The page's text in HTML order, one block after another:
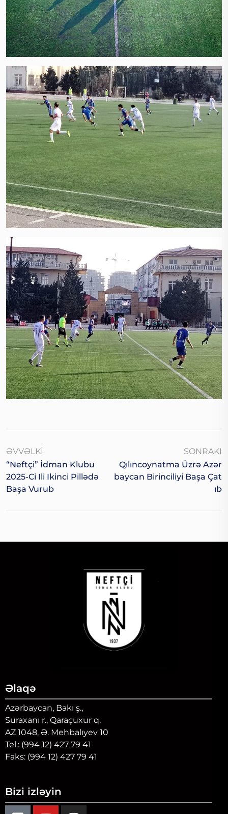
ƏVVƏLKI
“Neftçi” İdman Klubu
2025-Ci Ili Ikinci Pillədə
Başa Vurub
SONRAKI
Qılıncoynatma Üzrə Azər
Baycan Birinciliyi Başa Çat
Ib
Əlaqə
Azərbaycan, Bakı ş.,
Suraxanı r., Qaraçuxur q.
AZ 1048, Ə. Mehbalıyev 10
Tel.: (994 12) 427 79 41
Faks: (994 12) 427 79 41
Bizi izləyin